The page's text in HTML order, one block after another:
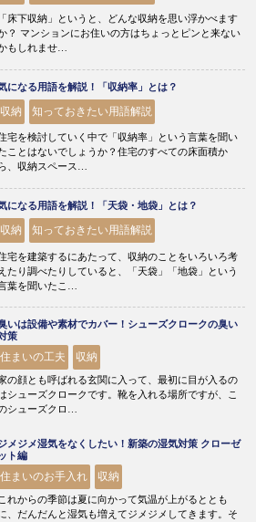
「床下収納」というと、どんな収納を思い浮かべます
？ マンションにお住いの方はちょっとピンと来ない
もしれませ…
になる用語を解説！「収納率」とは？
収納 知っておきたい用語解説
宅を検討していく中で「収納率」という言葉を聞い
ことはないでしょうか？住宅のすべての床面積か
ら、収納スペース…
になる用語を解説！「天袋・地袋」とは？
収納 知っておきたい用語解説
宅を建築するにあたって、収納のことをいろいろ考
えたり調べたりしていると、「天袋」「地袋」という
葉を聞いたこ…
いは設備や素材でカバー！シューズクロークの臭い
策
住まいの工夫 収納
の顔とも呼ばれる玄関に入って、最初に目が入るの
シューズクロークです。靴を入れる場所ですが、こ
シューズクロ…
メジメ湿気をなくしたい！新築の湿気対策 クローゼ
ット編
住まいのお手入れ 収納
これからの季節は夏に向かって気温が上がるととも
、だんだんと湿気も増えてジメジメしてきます。そ